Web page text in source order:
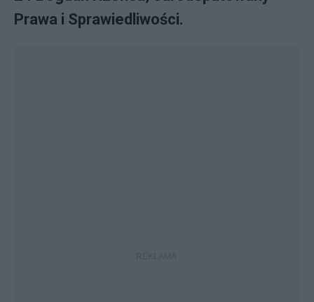
Prawa i Sprawiedliwości.